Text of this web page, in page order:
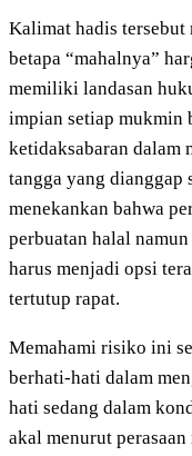
Kalimat hadis tersebut
betapa “mahalnya”
memiliki landasan
impian setiap mukmin
ketidaksabaran dalam
tangga yang
menekankan bahwa
perbuatan halal
harus menjadi opsi
tertutup rapat.
Memahami risiko ini
berhati-hati dalam
hati sedang dalam
akal menurut